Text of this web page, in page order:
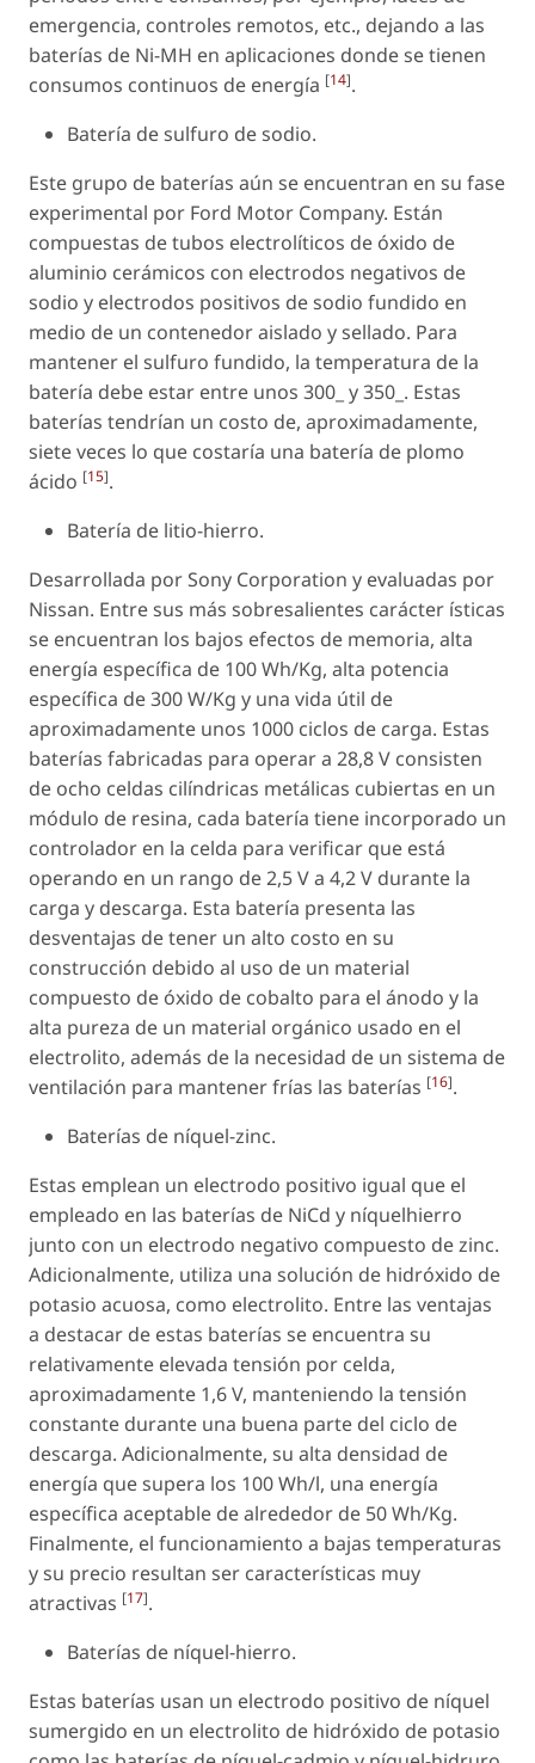
emergencia, controles remotos, etc., dejando a las
baterías de Ni-MH en aplicaciones donde se tienen
consumos continuos de energía [14].
Batería de sulfuro de sodio.
Este grupo de baterías aún se encuentran en su fase
experimental por Ford Motor Company. Están
compuestas de tubos electrolíticos de óxido de
aluminio cerámicos con electrodos negativos de
sodio y electrodos positivos de sodio fundido en
medio de un contenedor aislado y sellado. Para
mantener el sulfuro fundido, la temperatura de la
batería debe estar entre unos 300_ y 350_. Estas
baterías tendrían un costo de, aproximadamente,
siete veces lo que costaría una batería de plomo
ácido [15].
Batería de litio-hierro.
Desarrollada por Sony Corporation y evaluadas por
Nissan. Entre sus más sobresalientes carácter ísticas
se encuentran los bajos efectos de memoria, alta
energía específica de 100 Wh/Kg, alta potencia
específica de 300 W/Kg y una vida útil de
aproximadamente unos 1000 ciclos de carga. Estas
baterías fabricadas para operar a 28,8 V consisten
de ocho celdas cilíndricas metálicas cubiertas en un
módulo de resina, cada batería tiene incorporado un
controlador en la celda para verificar que está
operando en un rango de 2,5 V a 4,2 V durante la
carga y descarga. Esta batería presenta las
desventajas de tener un alto costo en su
construcción debido al uso de un material
compuesto de óxido de cobalto para el ánodo y la
alta pureza de un material orgánico usado en el
electrolito, además de la necesidad de un sistema de
ventilación para mantener frías las baterías [16].
Baterías de níquel-zinc.
Estas emplean un electrodo positivo igual que el
empleado en las baterías de NiCd y níquelhierro
junto con un electrodo negativo compuesto de zinc.
Adicionalmente, utiliza una solución de hidróxido de
potasio acuosa, como electrolito. Entre las ventajas
a destacar de estas baterías se encuentra su
relativamente elevada tensión por celda,
aproximadamente 1,6 V, manteniendo la tensión
constante durante una buena parte del ciclo de
descarga. Adicionalmente, su alta densidad de
energía que supera los 100 Wh/l, una energía
específica aceptable de alrededor de 50 Wh/Kg.
Finalmente, el funcionamiento a bajas temperaturas
y su precio resultan ser características muy
atractivas [17].
Baterías de níquel-hierro.
Estas baterías usan un electrodo positivo de níquel
sumergido en un electrolito de hidróxido de potasio